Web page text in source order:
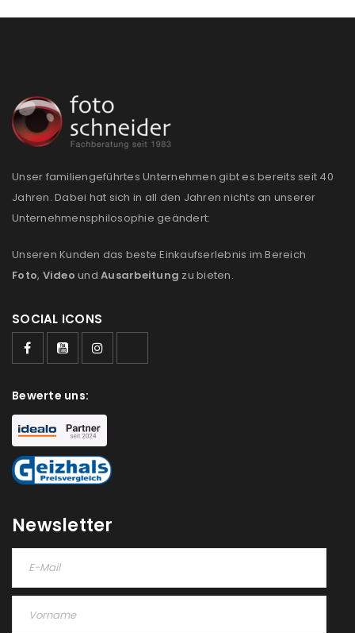
Anmeldeformular geschützt durch
ANMELDEN
PASSWORT VERGESSEN?
REGISTRIEREN
E-Mail-Adresse
NEWSLETTER ABONNIEREN
Please select all the ways you would like to hear from
Ich stimme zu
Ja, ich möchte ein Kundenkonto eröffnen und
akzeptiere dieDatenschutzerklärung. *
Unser familiengeführtes Unternehmen gibt es bereits seit 40
Jahren. Dabei hat sich in all den Jahren nichts an unserer
Unternehmensphilosophie geändert:
Unseren Kunden das beste Einkaufserlebnis im Bereich
Foto, Video und Ausarbeitung zu bieten.
SOCIAL ICONS
Bewerte uns:
Newsletter